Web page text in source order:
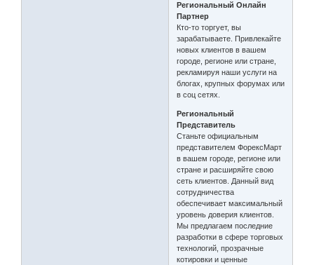
Региональный Онлайн
Партнер
Кто-то торгует, вы
зарабатываете. Привлекайте
новых клиентов в вашем
городе, регионе или стране,
рекламируя наши услуги на
блогах, крупных форумах или
в соц сетях.
Региональный
Представитель
Станьте официальным
представителем ФорексМарт
в вашем городе, регионе или
стране и расширяйте свою
сеть клиентов. Данный вид
сотрудничества
обеспечивает максимальный
уровень доверия клиентов.
Мы предлагаем последние
разработки в сфере торговых
технологий, прозрачные
котировки и ценные